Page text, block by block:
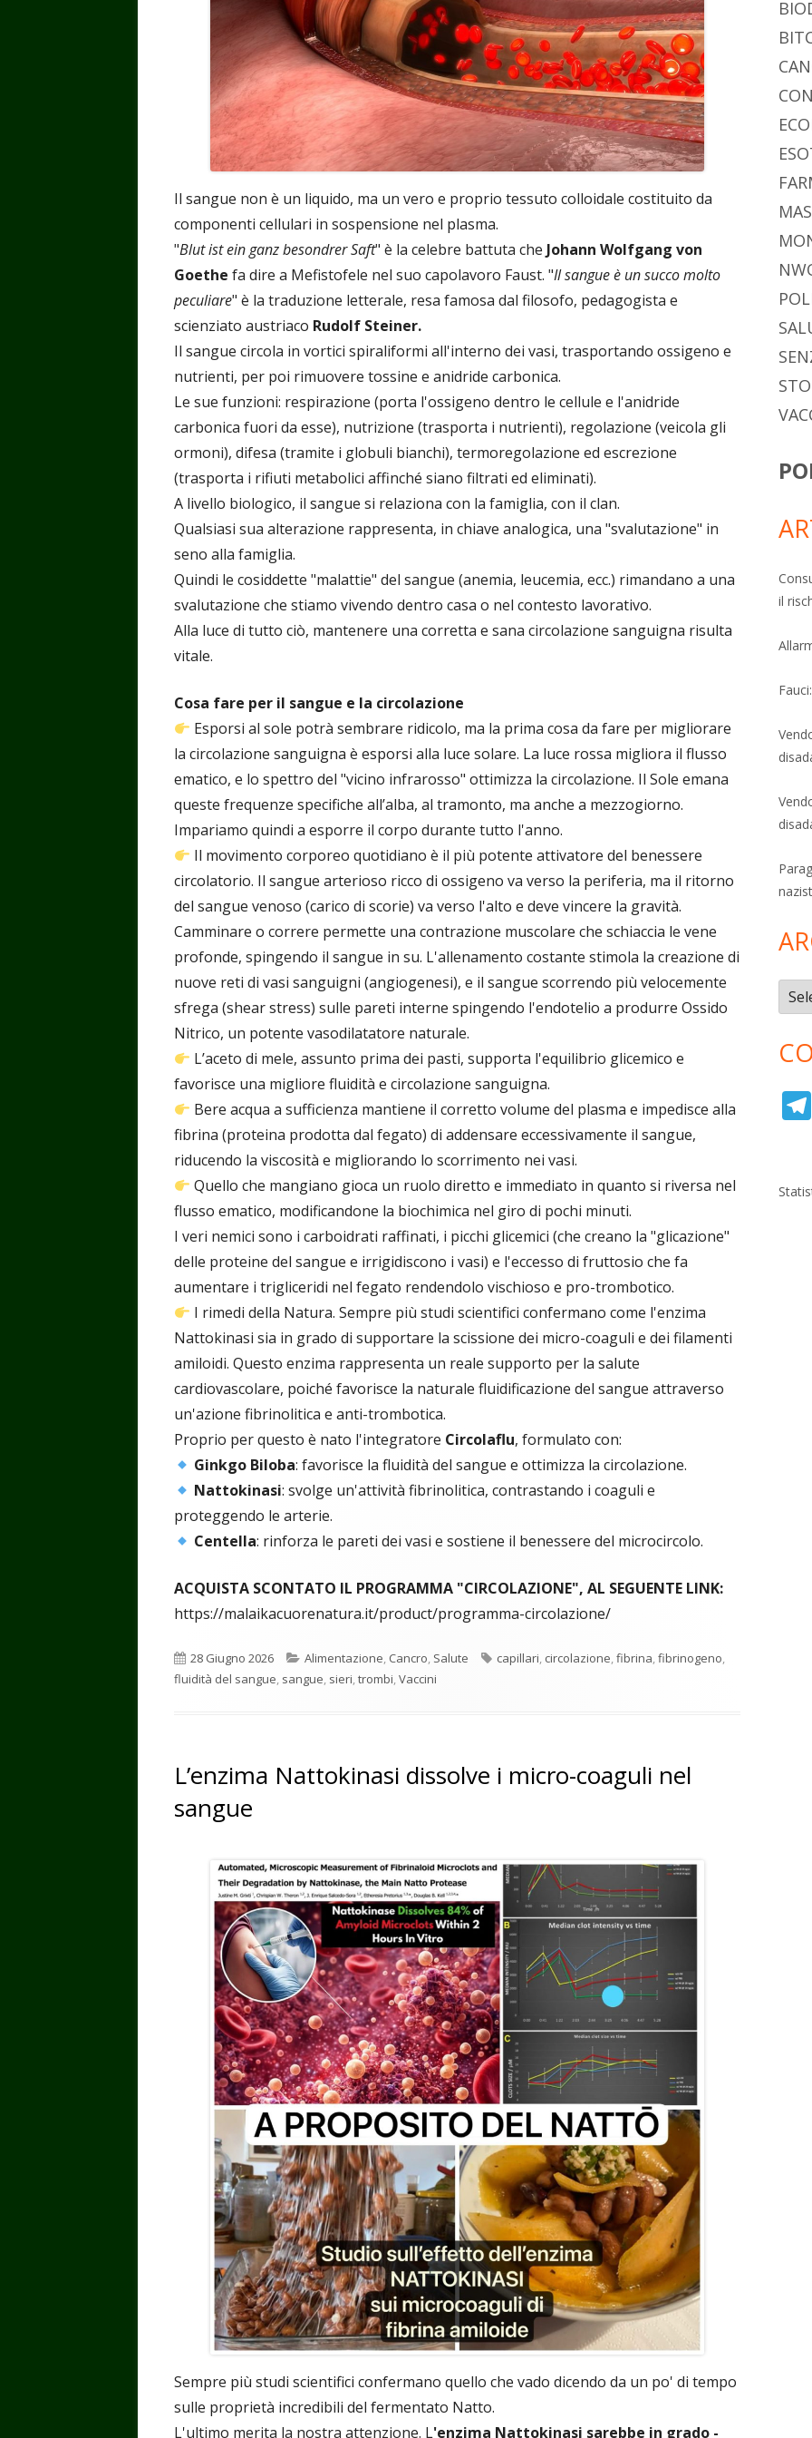
Il sangue non è un liquido, ma un vero e proprio tessuto colloidale costituito da
componenti cellulari in sospensione nel plasma.
"Blut ist ein ganz besondrer Saft" è la celebre battuta che Johann Wolfgang von
Goethe fa dire a Mefistofele nel suo capolavoro Faust. "Il sangue è un succo molto
peculiare" è la traduzione letterale, resa famosa dal filosofo, pedagogista e
scienziato austriaco Rudolf Steiner.
Il sangue circola in vortici spiraliformi all'interno dei vasi, trasportando ossigeno e
nutrienti, per poi rimuovere tossine e anidride carbonica.
Le sue funzioni: respirazione (porta l'ossigeno dentro le cellule e l'anidride
carbonica fuori da esse), nutrizione (trasporta i nutrienti), regolazione (veicola gli
ormoni), difesa (tramite i globuli bianchi), termoregolazione ed escrezione
(trasporta i rifiuti metabolici affinché siano filtrati ed eliminati).
A livello biologico, il sangue si relaziona con la famiglia, con il clan.
Qualsiasi sua alterazione rappresenta, in chiave analogica, una "svalutazione" in
seno alla famiglia.
Quindi le cosiddette "malattie" del sangue (anemia, leucemia, ecc.) rimandano a una
svalutazione che stiamo vivendo dentro casa o nel contesto lavorativo.
Alla luce di tutto ciò, mantenere una corretta e sana circolazione sanguigna risulta
vitale.
Cosa fare per il sangue e la circolazione
Esporsi al sole potrà sembrare ridicolo, ma la prima cosa da fare per migliorare
la circolazione sanguigna è esporsi alla luce solare. La luce rossa migliora il flusso
ematico, e lo spettro del "vicino infrarosso" ottimizza la circolazione. Il Sole emana
queste frequenze specifiche all’alba, al tramonto, ma anche a mezzogiorno.
Impariamo quindi a esporre il corpo durante tutto l'anno.
Il movimento corporeo quotidiano è il più potente attivatore del benessere
circolatorio. Il sangue arterioso ricco di ossigeno va verso la periferia, ma il ritorno
del sangue venoso (carico di scorie) va verso l'alto e deve vincere la gravità.
Camminare o correre permette una contrazione muscolare che schiaccia le vene
profonde, spingendo il sangue in su. L'allenamento costante stimola la creazione di
nuove reti di vasi sanguigni (angiogenesi), e il sangue scorrendo più velocemente
sfrega (shear stress) sulle pareti interne spingendo l'endotelio a produrre Ossido
Nitrico, un potente vasodilatatore naturale.
L’aceto di mele, assunto prima dei pasti, supporta l'equilibrio glicemico e
favorisce una migliore fluidità e circolazione sanguigna.
Bere acqua a sufficienza mantiene il corretto volume del plasma e impedisce alla
fibrina (proteina prodotta dal fegato) di addensare eccessivamente il sangue,
riducendo la viscosità e migliorando lo scorrimento nei vasi.
Quello che mangiano gioca un ruolo diretto e immediato in quanto si riversa nel
flusso ematico, modificandone la biochimica nel giro di pochi minuti.
I veri nemici sono i carboidrati raffinati, i picchi glicemici (che creano la "glicazione"
delle proteine del sangue e irrigidiscono i vasi) e l'eccesso di fruttosio che fa
aumentare i trigliceridi nel fegato rendendolo vischioso e pro-trombotico.
I rimedi della Natura. Sempre più studi scientifici confermano come l'enzima
Nattokinasi sia in grado di supportare la scissione dei micro-coaguli e dei filamenti
amiloidi. Questo enzima rappresenta un reale supporto per la salute
cardiovascolare, poiché favorisce la naturale fluidificazione del sangue attraverso
un'azione fibrinolitica e anti-trombotica.
Proprio per questo è nato l'integratore Circolaflu, formulato con:
Ginkgo Biloba: favorisce la fluidità del sangue e ottimizza la circolazione.
Nattokinasi: svolge un'attività fibrinolitica, contrastando i coaguli e
proteggendo le arterie.
Centella: rinforza le pareti dei vasi e sostiene il benessere del microcircolo.
ACQUISTA SCONTATO IL PROGRAMMA "CIRCOLAZIONE", AL SEGUENTE LINK:
https://malaikacuorenatura.it/product/programma-circolazione/
Pubblicato
28 Giugno 2026 Categorie
Alimentazione, Cancro, Salute Tag
capillari, circolazione,fibrina,fibrinogeno,
fluidità del sangue, sangue, sieri,trombi,Vaccini
L’enzima Nattokinasi dissolve i micro-coaguli nel
sangue
Sempre più studi scientifici confermano quello che vado dicendo da un po' di tempo
sulle proprietà incredibili del fermentato Natto.
L'ultimo merita la nostra attenzione. L'enzima Nattokinasi sarebbe in grado -
il